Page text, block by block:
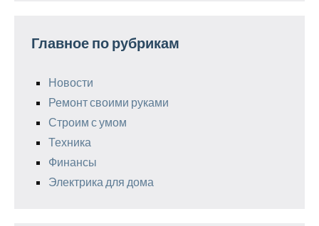
Главное по рубрикам
Новости
Ремонт своими руками
Строим с умом
Техника
Финансы
Электрика для дома